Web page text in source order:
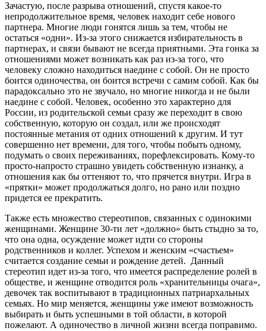
Зачастую, после разрыва отношений, спустя какое-то
непродолжительное время, человек находит себе нового
партнера. Многие люди гонятся лишь за тем, чтобы не
остаться «одни». Из-за этого снижается избирательность в
партнерах, и связи бывают не всегда приятными. Эта гонка за
отношениями может возникать как раз из-за того, что
человеку сложно находиться наедине с собой. Он не просто
боится одиночества, он боится встречи с самим собой. Как бы
парадоксально это не звучало, но многие никогда и не были
наедине с собой. Человек, особенно это характерно для
России, из родительской семьи сразу же переходит в свою
собственную, которую он создал, или же происходят
постоянные метания от одних отношений к другим. И тут
совершенно нет времени, для того, чтобы побыть одному,
подумать о своих переживаниях, порефлексировать. Кому-то
просто-напросто страшно увидеть собственную изнанку, а
отношения как бы оттеняют то, что прячется внутри. Игра в
«прятки» может продолжаться долго, но рано или поздно
придется ее прекратить.
Также есть множество стереотипов, связанных с одинокими
женщинами. Женщине 30-ти лет «должно» быть стыдно за то,
что она одна, осуждение может идти со стороны
родственников и коллег. Успехом и женским «счастьем»
считается создание семьи и рождение детей. Данный
стереотип идет из-за того, что имеется распределение ролей в
обществе, и женщине отводится роль «хранительницы очага»,
девочек так воспитывают в традиционных патриархальных
семьях. Но мир меняется, женщины уже имеют возможность
выбирать и быть успешными в той области, в которой
пожелают. А одиночество в личной жизни всегда поправимо.